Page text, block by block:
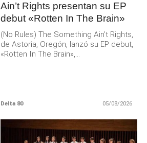
Ain’t Rights presentan su EP
debut «Rotten In The Brain»
(No Rules) The Something Ain’t Rights,
de Astoria, Oregón, lanzó su EP debut,
«Rotten In The Brain»,...
Delta 80 05/08/2026